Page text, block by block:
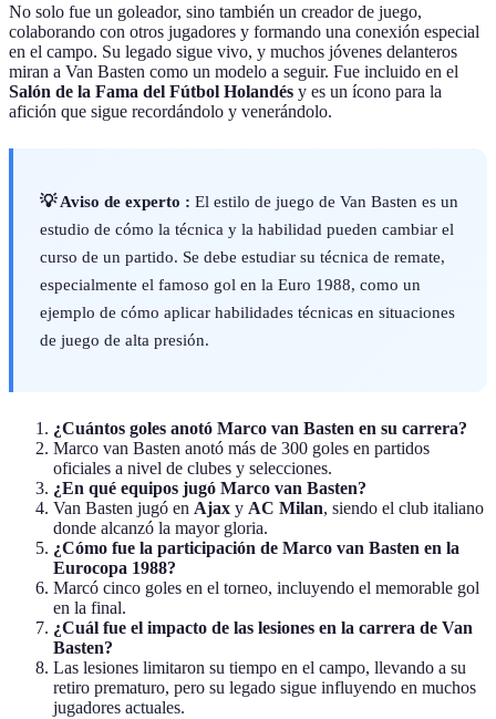
No solo fue un goleador, sino también un creador de juego,
colaborando con otros jugadores y formando una conexión especial
en el campo. Su legado sigue vivo, y muchos jóvenes delanteros
miran a Van Basten como un modelo a seguir. Fue incluido en el
Salón de la Fama del Fútbol Holandés y es un ícono para la
afición que sigue recordándolo y venerándolo.
💡 Aviso de experto : El estilo de juego de Van Basten es un
estudio de cómo la técnica y la habilidad pueden cambiar el
curso de un partido. Se debe estudiar su técnica de remate,
especialmente el famoso gol en la Euro 1988, como un
ejemplo de cómo aplicar habilidades técnicas en situaciones
de juego de alta presión.
¿Cuántos goles anotó Marco van Basten en su carrera?
Marco van Basten anotó más de 300 goles en partidos
oficiales a nivel de clubes y selecciones.
¿En qué equipos jugó Marco van Basten?
Van Basten jugó en Ajax y AC Milan, siendo el club italiano
donde alcanzó la mayor gloria.
¿Cómo fue la participación de Marco van Basten en la
Eurocopa 1988?
Marcó cinco goles en el torneo, incluyendo el memorable gol
en la final.
¿Cuál fue el impacto de las lesiones en la carrera de Van
Basten?
Las lesiones limitaron su tiempo en el campo, llevando a su
retiro prematuro, pero su legado sigue influyendo en muchos
jugadores actuales.